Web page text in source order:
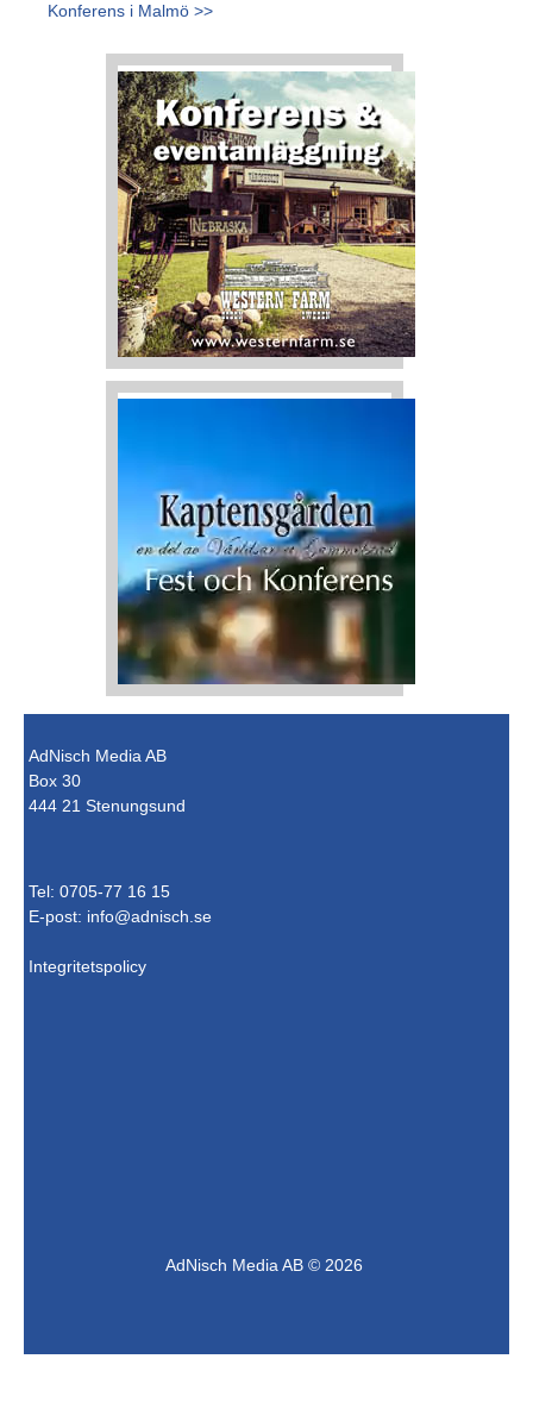
Konferens i Malmö >>
AdNisch Media AB
Box 30
444 21 Stenungsund
Tel: 0705-77 16 15
E-post: info@adnisch.se
Integritetspolicy
AdNisch Media AB © 2026